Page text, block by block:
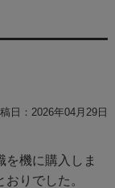
日： 2026年04月29日
を機に購入しま
りでした。